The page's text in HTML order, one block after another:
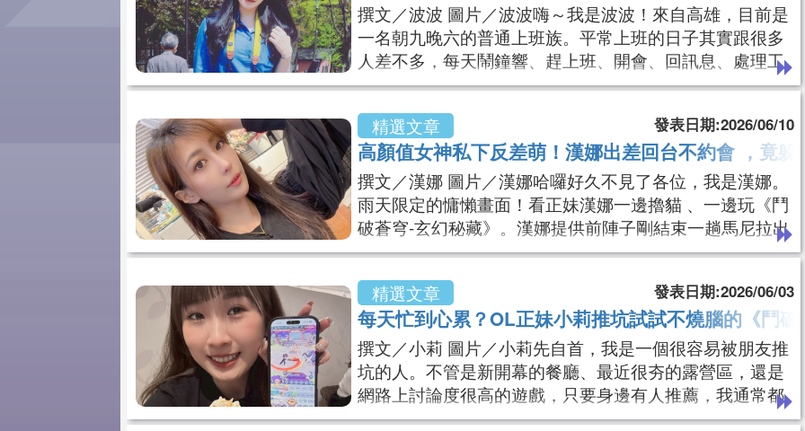
撰文／波波 圖片／波波嗨～我是波波！來自高雄，目前是
一名朝九晚六的普通上班族。平常上班的日子其實跟很多
人差不多，每天鬧鐘響、趕上班、開會、回訊息、處理工
作，然後一轉眼又到了下班時間。陽光潛水女神「波波」
玄幻秘藏》。波波提供雖然生活規律，但我其實是個很愛
往外跑的人。只要有假期，我幾乎不太會待在家裡。朋友
都說我有兩種人格。平日是認真上班的社畜，假日是
精選文章 發表日期:2026/06/10
高顏值女神私下反差萌！漢娜出差回台不約會 ，竟躲
撰文／漢娜 圖片／漢娜哈囉好久不見了各位，我是漢娜。
雨天限定的慵懶畫面！看正妹漢娜一邊擼貓 、一邊玩《鬥
破蒼穹-玄幻秘藏》。漢娜提供前陣子剛結束一趟馬尼拉出
差，終於回到台灣了。原本以為回來之後會馬上安排跟姐
是台北連續好幾天的陰雨天氣。每天早上拉開窗簾，看到
灰濛濛的天空和濕漉漉的街道，原本想出門走走的念頭也
瞬間消失了一半。對於喜歡旅行的人來說，不能出
精選文章 發表日期:2026/06/03
每天忙到心累？OL正妹小莉推坑試試不燒腦的《鬥破
撰文／小莉 圖片／小莉先自首，我是一個很容易被朋友推
坑的人。不管是新開幕的餐廳、最近很夯的露營區，還是
網路上討論度很高的遊戲，只要身邊有人推薦，我通常都
會忍不住跑去看看。然後最後的結果往往都是「好啦，真